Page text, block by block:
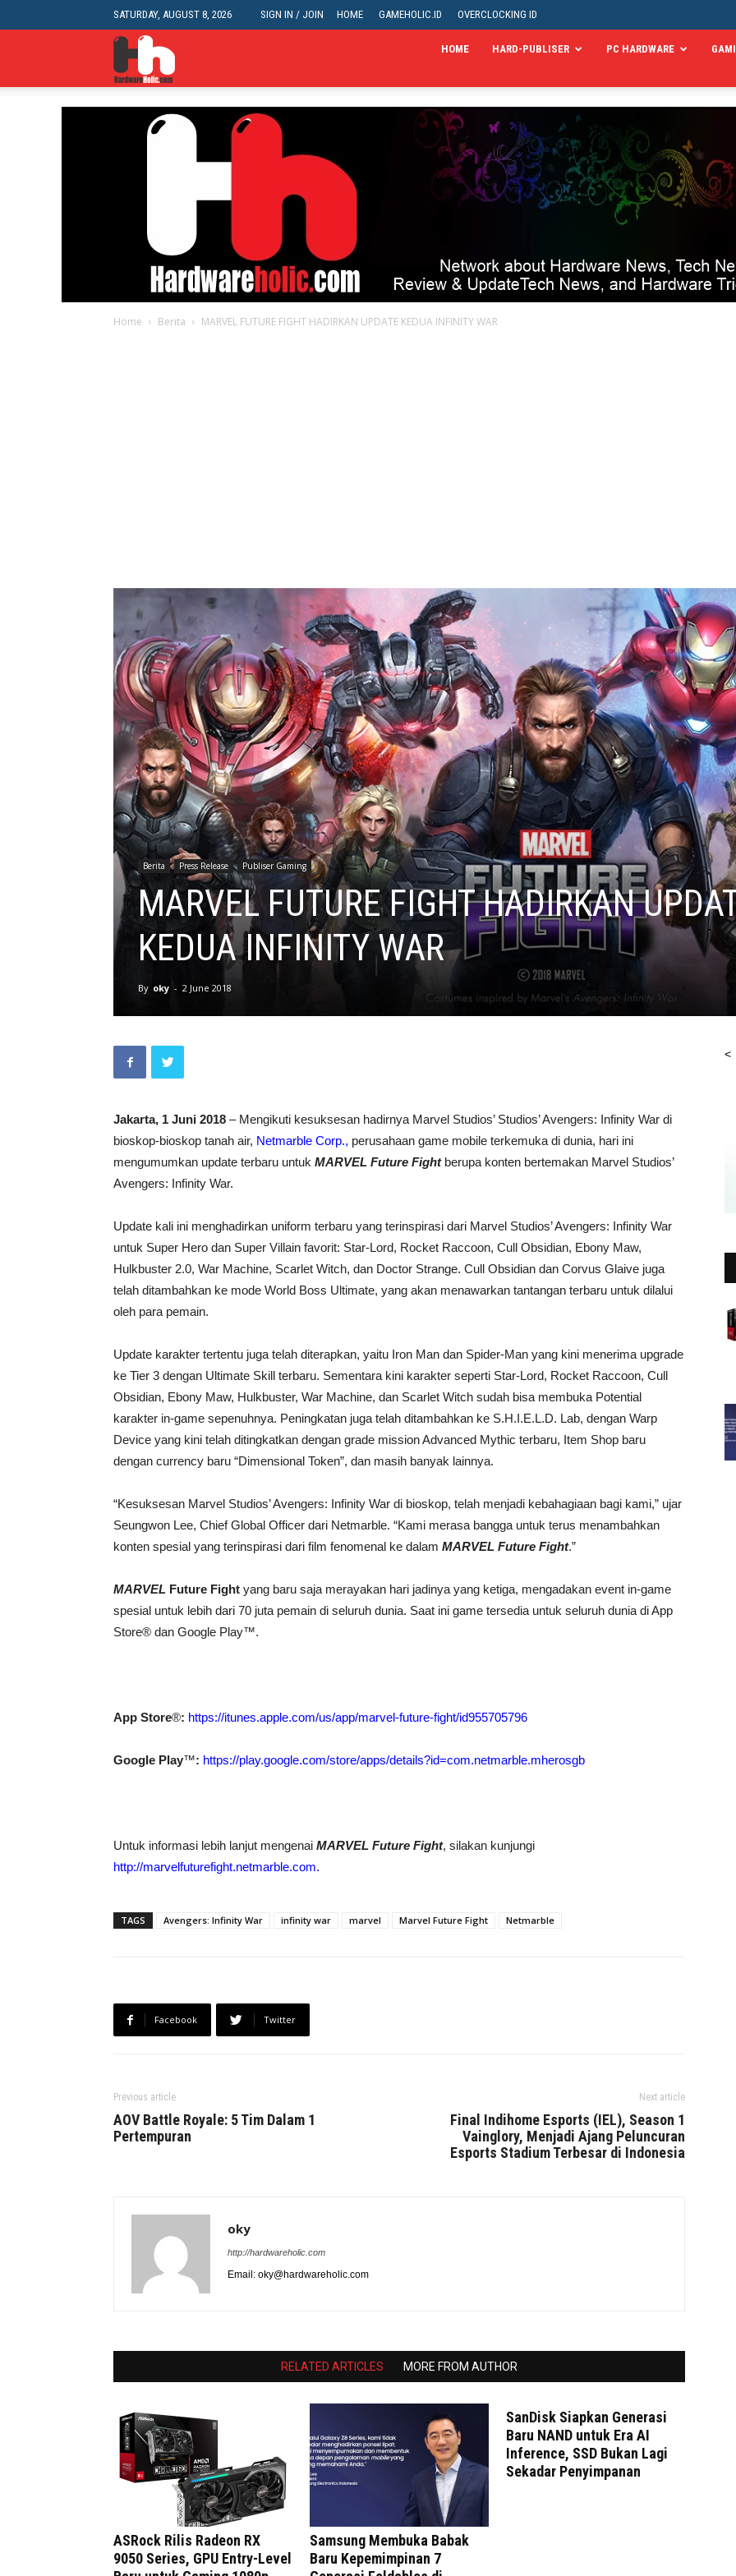
SATURDAY, AUGUST 8, 2026 SIGN IN / JOIN HOME GAMEHOLIC.ID OVERCLOCKING ID
HardwareHolic.com
HOME HARD-PUBLISER PC HARDWARE
Home Berita MARVEL FUTURE FIGHT HADIRKAN UPDATE KEDUA INFINITY WAR
Berita Press Release Publiser Gaming
MARVEL FUTURE FIGHT HADIRKAN
KEDUA INFINITY WAR
By oky - 2 June 2018
Jakarta, 1 Juni 2018 – Mengikuti kesuksesan hadirnya Marvel Studios’ Studios’ Avengers: Infinity War di
bioskop-bioskop tanah air, Netmarble Corp., perusahaan game mobile terkemuka di dunia, hari ini
mengumumkan update terbaru untuk MARVEL Future Fightberupa konten bertemakan Marvel Studios’
Avengers: Infinity War.
Update kali ini menghadirkan uniform terbaru yang terinspirasi dari Marvel Studios’ Avengers: Infinity War
untuk Super Hero dan Super Villain favorit: Star-Lord, Rocket Raccoon, Cull Obsidian, Ebony Maw,
Hulkbuster 2.0, War Machine, Scarlet Witch, dan Doctor Strange. Cull Obsidian dan Corvus Glaive juga
telah ditambahkan ke mode World Boss Ultimate, yang akan menawarkan tantangan terbaru untuk dilalui
oleh para pemain.
Update karakter tertentu juga telah diterapkan, yaitu Iron Man dan Spider-Man yang kini menerima upgrade
ke Tier 3 dengan Ultimate Skill terbaru. Sementara kini karakter seperti Star-Lord, Rocket Raccoon, Cull
Obsidian, Ebony Maw, Hulkbuster, War Machine, dan Scarlet Witch sudah bisa membuka Potential
karakter in-game sepenuhnya. Peningkatan juga telah ditambahkan ke S.H.I.E.L.D. Lab, dengan Warp
Device yang kini telah ditingkatkan dengan grade mission Advanced Mythic terbaru, Item Shop baru
dengan currency baru “Dimensional Token”, dan masih banyak lainnya.
“Kesuksesan Marvel Studios’ Avengers: Infinity War di bioskop, telah menjadi kebahagiaan bagi kami,” ujar
Seungwon Lee, Chief Global Officer dari Netmarble. “Kami merasa bangga untuk terus menambahkan
konten spesial yang terinspirasi dari film fenomenal ke dalam MARVEL Future Fight.”
MARVEL Future Fight yang baru saja merayakan hari jadinya yang ketiga, mengadakan event in-game
spesial untuk lebih dari 70 juta pemain di seluruh dunia. Saat ini game tersedia untuk seluruh dunia di App
Store® dan Google Play™.
App Store®: https://itunes.apple.com/us/app/marvel-future-fight/id955705796
Google Play™: https://play.google.com/store/apps/details?id=com.netmarble.mherosgb
Untuk informasi lebih lanjut mengenai MARVEL Future Fight, silakan kunjungi
http://marvelfuturefight.netmarble.com.
TAGS Avengers: Infinity War infinity war marvel Marvel Future Fight Netmarble
Facebook Twitter
Previous article
AOV Battle Royale: 5 Tim Dalam 1
Pertempuran
Next article
Final Indihome Esports (IEL), Season 1
Vainglory, Menjadi Ajang Peluncuran
Esports Stadium Terbesar di Indonesia
oky
http://hardwareholic.com
Email: oky@hardwareholic.com
RELATED ARTICLES MORE FROM AUTHOR
ASRock Rilis Radeon RX
9050 Series, GPU Entry-Level
Samsung Membuka Babak
Baru Kepemimpinan 7
SanDisk Siapkan Generasi
Baru NAND untuk Era AI
Inference, SSD Bukan Lagi
Sekadar Penyimpanan
<